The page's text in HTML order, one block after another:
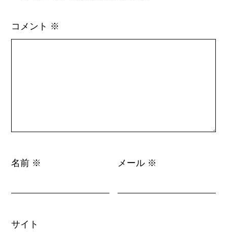
コメント ※
名前 ※ メール ※
サイト